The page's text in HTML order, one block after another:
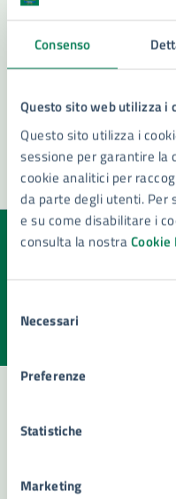
Consenso
Questo sito web utilizza i
Questo sito utilizza i
sessione per garantire la
cookie analitici per
da parte degli utenti. Per
e su come disabilitare i
consulta la nostra
delNecessari
Preferenze
Statistiche
Marketing
Vedi altri 6
Quanto sono
Valuta la chiarezza delle
Seleziona il numero di
Contatta il comune
Leggi le domande